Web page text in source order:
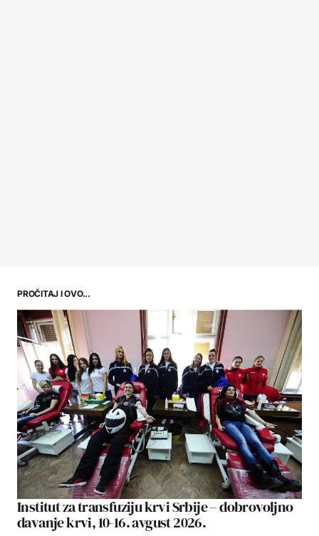
PROČITAJ I OVO...
Institut za transfuziju krvi Srbije – dobrovoljno
davanje krvi, 10-16. avgust 2026.